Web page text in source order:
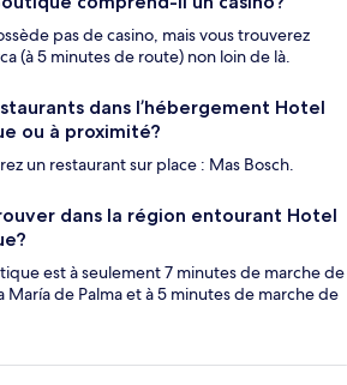
pas de casino, mais vous trouverez
(à 5 minutes de route) non loin de là.
dans l’hébergement Hotel
ou à proximité?
un restaurant sur place : Mas Bosch.
dans la région entourant Hotel
est à seulement 7 minutes de marche de
María de Palma et à 5 minutes de marche de